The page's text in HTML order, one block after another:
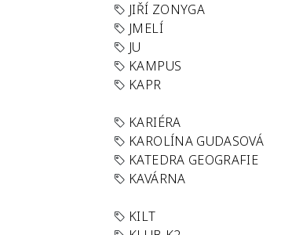
JIŘÍ ZONYGA
JMELÍ
JU
KAMPUS
KAPR
KARIÉRA
KAROLÍNA GUDASOVÁ
KATEDRA GEOGRAFIE
KAVÁRNA
KILT